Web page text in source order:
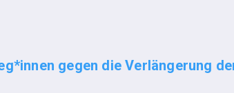
gegen die Verlängerung